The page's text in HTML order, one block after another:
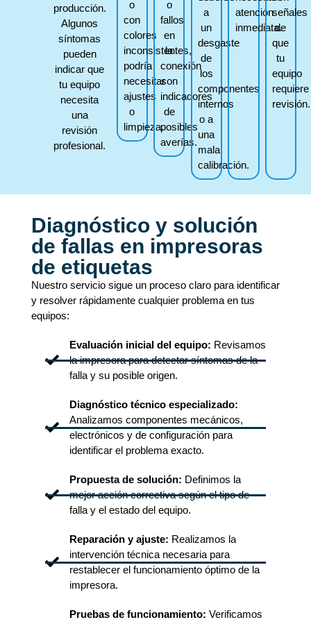
producción.
Algunos
síntomas
pueden
indicar que
tu equipo
necesita
una
revisión
profesional.
o
con
colores
inconsistentes,
podría
necesitar
ajustes
o
limpieza.
o
fallos
en
la
conexión
son
indicadores
de
posibles
averías.
a
un
desgaste
de
los
componentes
internos
o a
una
mala
calibración.
atención
inmediata.
señales
de
que
tu
equipo
requiere
revisión.
Diagnóstico y solución
de fallas en impresoras
de etiquetas
Nuestro servicio sigue un proceso claro para identificar
y resolver rápidamente cualquier problema en tus
equipos:
Evaluación inicial del equipo: Revisamos
la impresora para detectar síntomas de la
falla y su posible origen.
Diagnóstico técnico especializado:
Analizamos componentes mecánicos,
electrónicos y de configuración para
identificar el problema exacto.
Propuesta de solución: Definimos la
mejor acción correctiva según el tipo de
falla y el estado del equipo.
Reparación y ajuste: Realizamos la
intervención técnica necesaria para
restablecer el funcionamiento óptimo de la
impresora.
Pruebas de funcionamiento: Verificamos